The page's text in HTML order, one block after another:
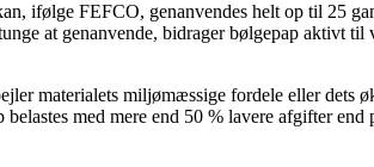
ifølge FEFCO, genanvendes helt op til 25
at genanvende, bidrager bølgepap aktivt
materialets miljømæssige fordele eller
med mere end 50 % lavere afgifter